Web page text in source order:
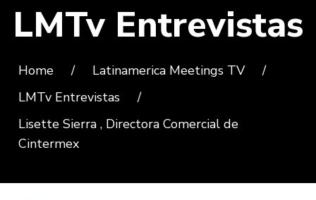
LMTv Entrevistas
Home / Latinamerica Meetings TV
/
LMTv Entrevistas
/
Lisette Sierra , Directora Comercial de
Cintermex